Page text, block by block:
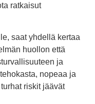
ratkaisut
saat yhdellä kertaa
huollon että
ja
nopeaa ja
riskit jäävät